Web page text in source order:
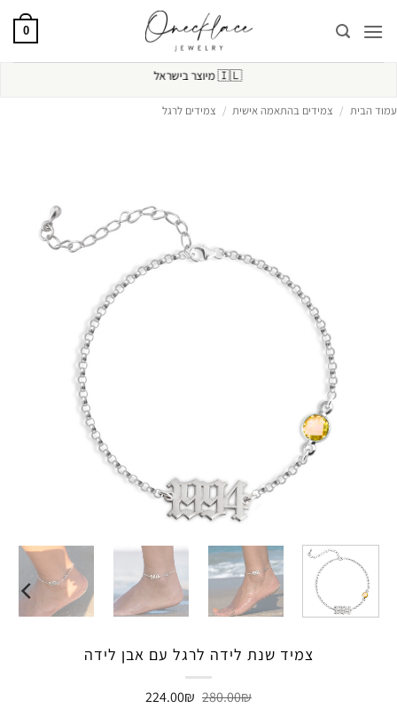
0
🇮🇱מיוצר בישראל
עמוד הבית / צמידים בהתאמה אישית / צמידים לרגל
צמיד שנת לידה לרגל עם אבן לידה
280.00₪ המחיר
224.00₪ המחיר